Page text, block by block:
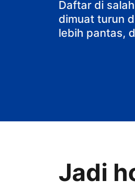
Daftar di
dimuat turun
lebih pantas,
Jadi